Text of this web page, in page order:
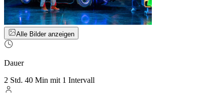
Alle Bilder anzeigen
Dauer
2 Std. 40 Min mit 1 Intervall